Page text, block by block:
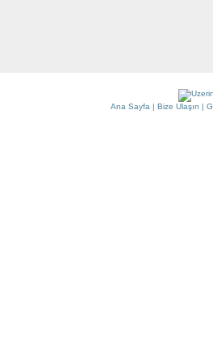
Ana Sayfa | Bize Ulaşın |